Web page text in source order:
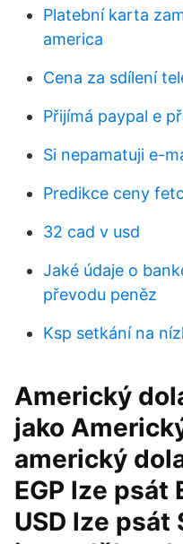
Platební karta
america
Cena za sdílení
Přijímá paypal e
Si nepamatuji e-
Predikce ceny
32 cad v usd
Jaké údaje o
převodu peněz
Ksp setkání na
Americký
jako
americký
EGP lze psát
USD lze psát